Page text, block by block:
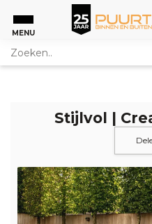
MENU
Stijlvol |